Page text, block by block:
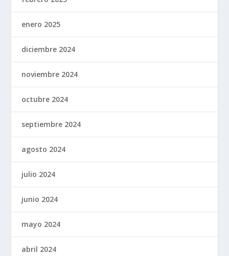
enero 2025
diciembre 2024
noviembre 2024
octubre 2024
septiembre 2024
agosto 2024
julio 2024
junio 2024
mayo 2024
abril 2024